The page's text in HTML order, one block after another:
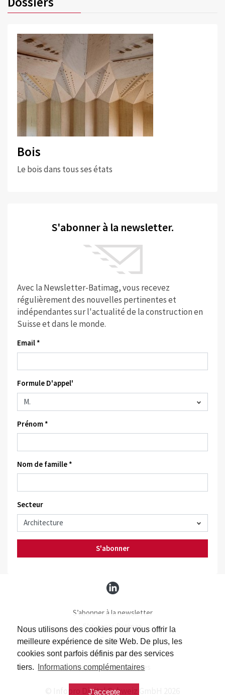
Nous utilisons des cookies pour vous offrir la
meilleure expérience de site Web. De plus, les
cookies sont parfois définis par des services
tiers.
Informations complémentaires
J'accepte
Bois
Le bois dans tous ses états
S'abonner à la newsletter.
Avec la Newsletter-Batimag, vous recevez
régulièrement des nouvelles pertinentes et
indépendantes sur l'actualité de la construction en
Suisse et dans le monde.
Email *
Formule D'appel'
Prénom *
Nom de famille *
Secteur
S'abonner
S’abonner à la newsletter
S’abonner Batimag
Contact
Impressum
Protection des données
© Infopro Digital Schweiz GmbH 2026